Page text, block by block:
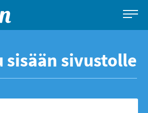
sisään sivustolle